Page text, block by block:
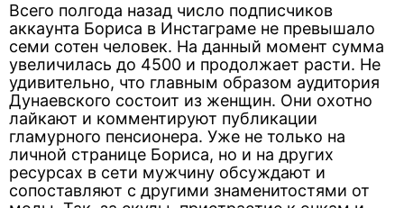
Всего полгода назад число подписчиков
аккаунта Бориса в Инстаграме не превышало
семи сотен человек. На данный момент сумма
увеличилась до 4500 и продолжает расти. Не
удивительно, что главным образом аудитория
Дунаевского состоит из женщин. Они охотно
лайкают и комментируют публикации
гламурного пенсионера. Уже не только на
личной странице Бориса, но и на других
ресурсах в сети мужчину обсуждают и
сопоставляют с другими знаменитостями от